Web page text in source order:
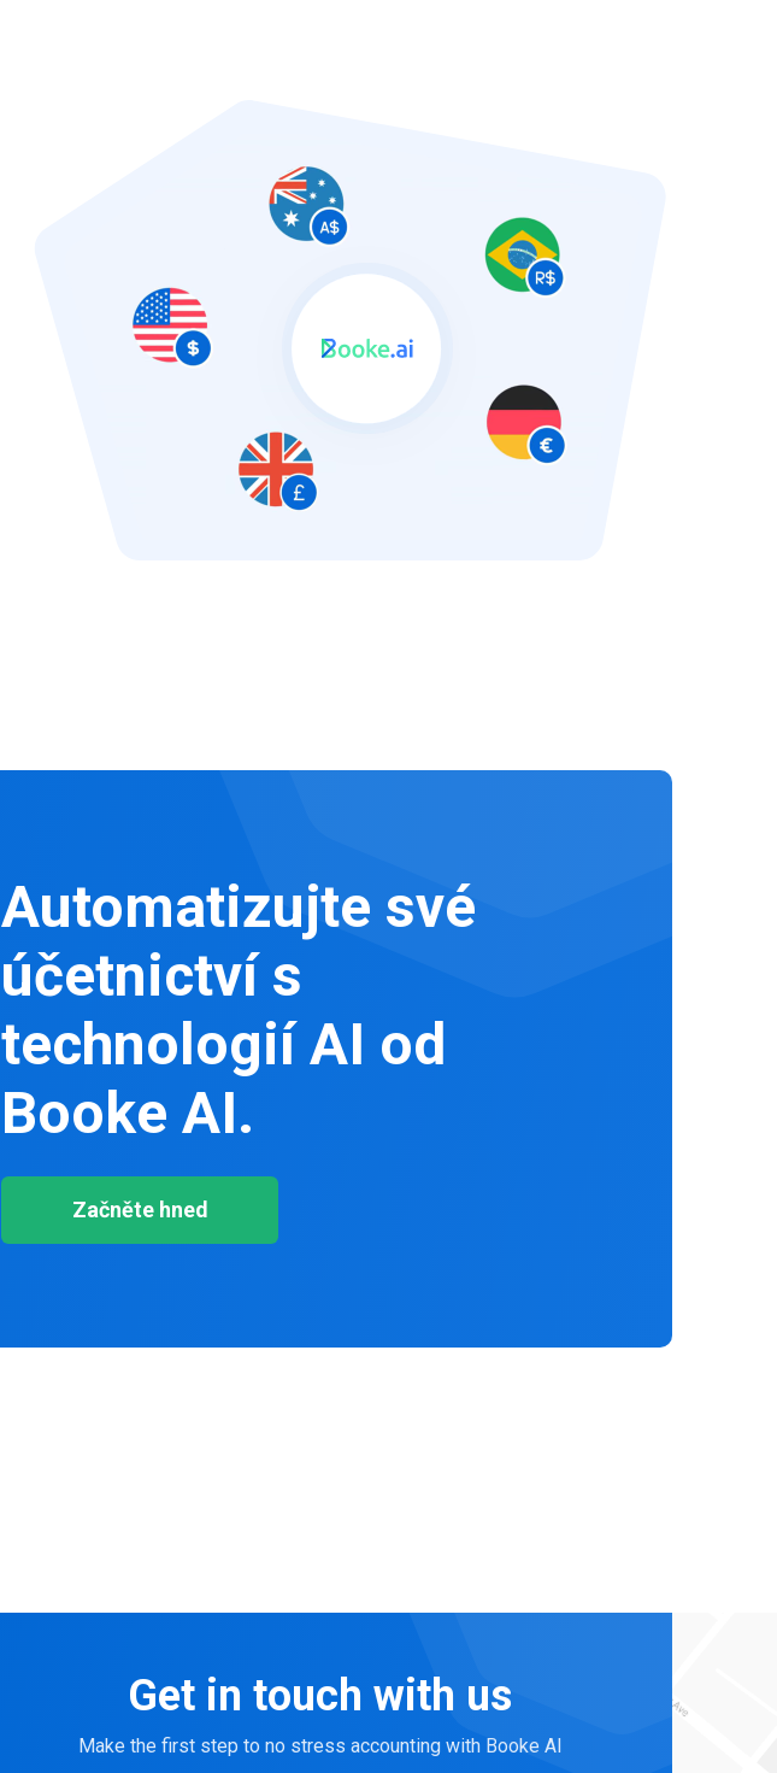
Automatizujte své
účetnictví s
technologií AI od
Booke AI.
Začněte hned
Get in touch with us
Make the first step to no stress accounting with Booke AI